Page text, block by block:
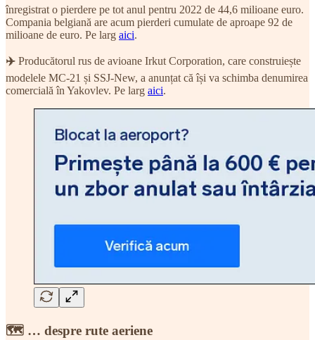
înregistrat o pierdere pe tot anul pentru 2022 de 44,6 milioane euro.
Compania belgiană are acum pierderi cumulate de aproape 92 de
milioane de euro. Pe larg aici.
✈️ Producătorul rus de avioane Irkut Corporation, care construiește
modelele MC-21 și SSJ-New, a anunțat că își va schimba denumirea
comercială în Yakovlev. Pe larg aici.
🗺 … despre rute aeriene